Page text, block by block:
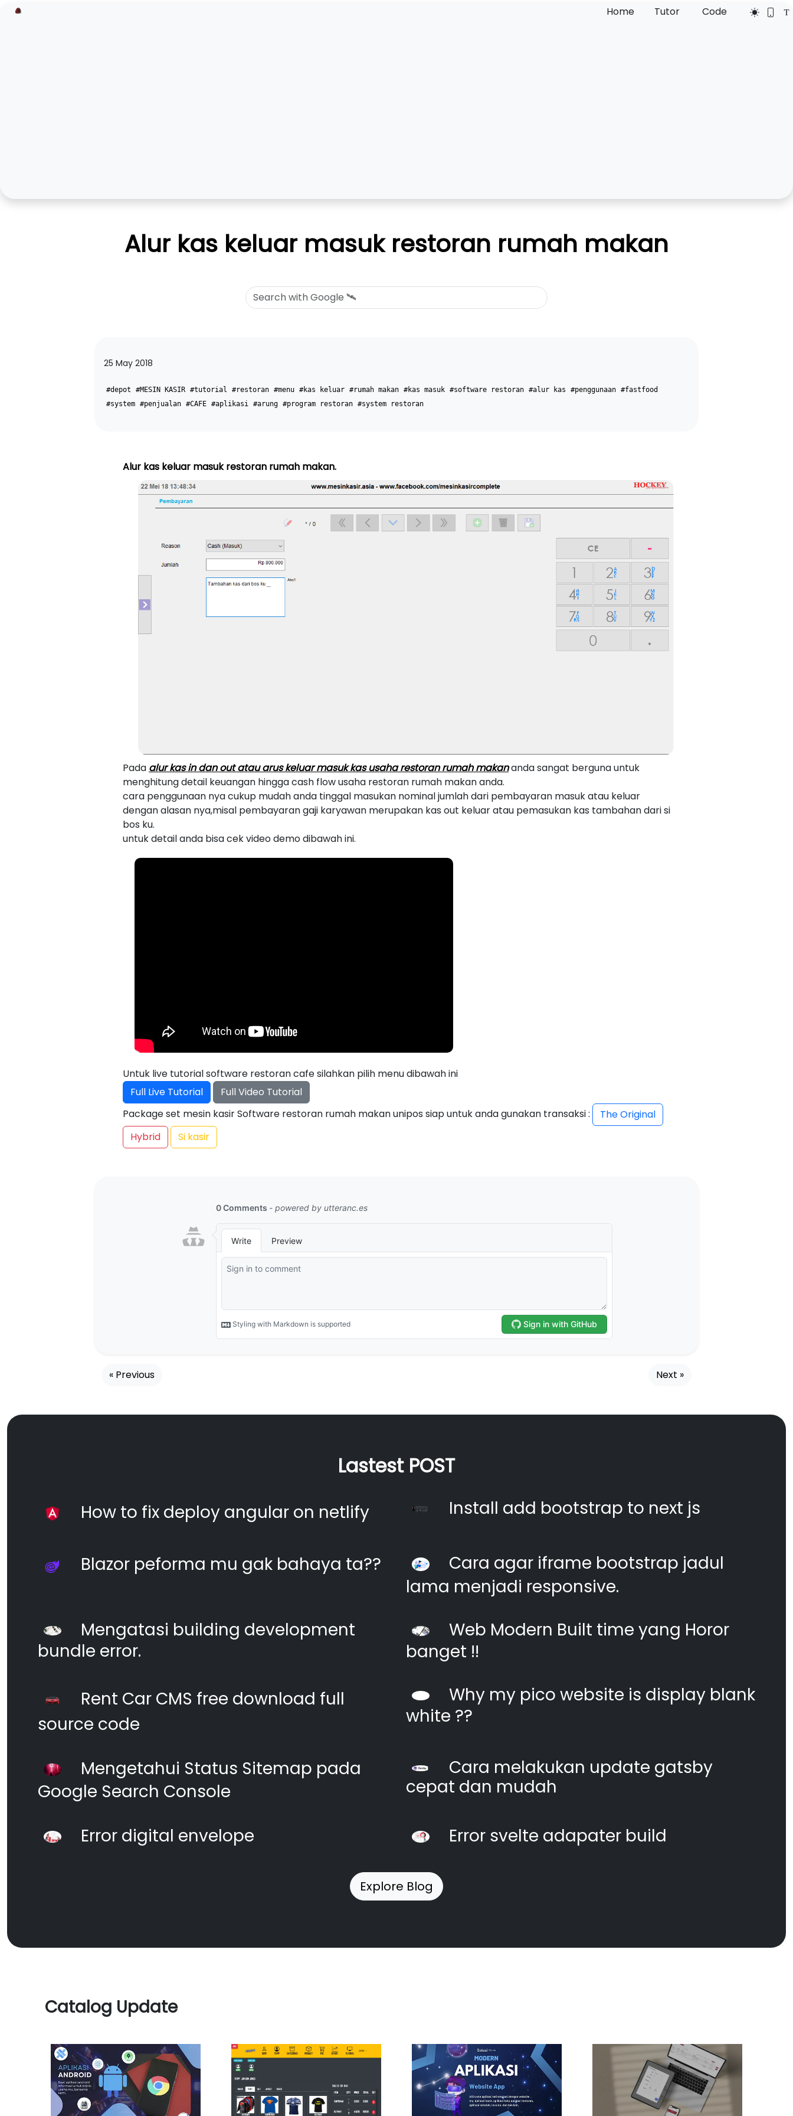
Home Tutor Code
Alur kas keluar masuk restoran rumah makan
25 May 2018
#depot #MESIN KASIR #tutorial #restoran #menu #kas keluar #rumah makan #kas masuk #software restoran #alur kas #penggunaan #fastfood
#system #penjualan #CAFE #aplikasi #arung #program restoran #system restoran
Alur kas keluar masuk restoran rumah makan.
Pada alur kas in dan out atau arus keluar masuk kas usaha restoran rumah makananda sangat berguna untuk
menghitung detail keuangan hingga cash flow usaha restoran rumah makan anda.
cara penggunaan nya cukup mudah anda tinggal masukan nominal jumlah dari pembayaran masuk atau keluar
dengan alasan nya,misal pembayaran gaji karyawan merupakan kas out keluar atau pemasukan kas tambahan dari si
bos ku.
untuk detail anda bisa cek video demo dibawah ini.
Untuk live tutorial software restoran cafe silahkan pilih menu dibawah ini
Full Live Tutorial
Full Video Tutorial
Package set mesin kasir Software restoran rumah makan unipos siap untuk anda gunakan transaksi :
The Original
Hybrid
Si kasir
« Previous Next »
Lastest POST
How to fix deploy angular on netlify Install add bootstrap to next js
Blazor peforma mu gak bahaya ta??
Cara agar iframe bootstrap jadul
lama menjadi responsive.
Mengatasi building development
bundle error.
Web Modern Built time yang Horor
banget !!
Rent Car CMS free download full
source code
Why my pico website is display blank
white ??
Mengetahui Status Sitemap pada
Google Search Console
Cara melakukan update gatsby
cepat dan mudah
Error digital envelope Error svelte adapater build
Explore Blog
Catalog Update